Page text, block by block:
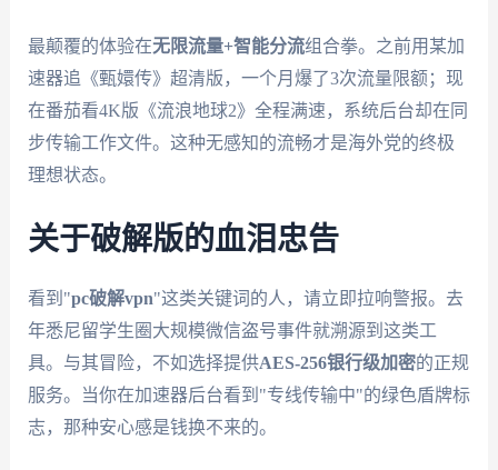
最颠覆的体验在无限流量+智能分流组合拳。之前用某加
速器追《甄嬛传》超清版，一个月爆了3次流量限额；现
在番茄看4K版《流浪地球2》全程满速，系统后台却在同
步传输工作文件。这种无感知的流畅才是海外党的终极
理想状态。
关于破解版的血泪忠告
看到"pc破解vpn"这类关键词的人，请立即拉响警报。去
年悉尼留学生圈大规模微信盗号事件就溯源到这类工
具。与其冒险，不如选择提供AES-256银行级加密的正规
服务。当你在加速器后台看到"专线传输中"的绿色盾牌标
志，那种安心感是钱换不来的。